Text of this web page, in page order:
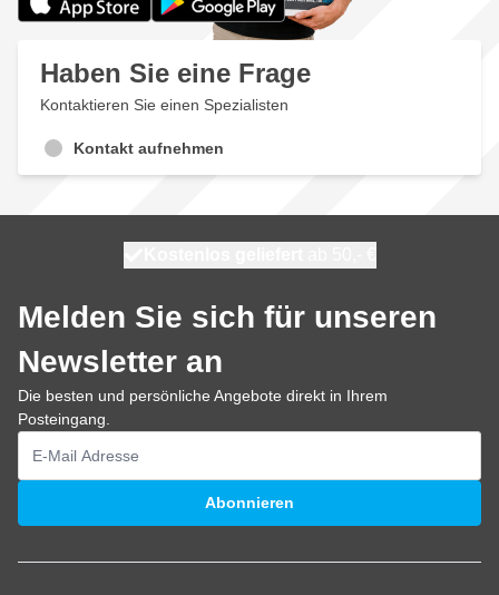
Haben Sie eine Frage
Kontaktieren Sie einen Spezialisten
Kontakt aufnehmen
Melden Sie sich für unseren
Newsletter an
Die besten und persönliche Angebote direkt in Ihrem
Posteingang.
E-Mailadresse
Abonnieren